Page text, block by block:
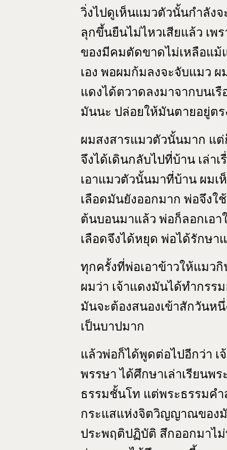
วิ่งไปดูเห็นแมวตัวนั้นกำลัง
ลุกขึ้นยืนไม่ไหวเสียแล้ว เพ
ของมีคมตัดขาดไม่เหลือแม้
เอง พอผมก้มลงจะจับแมว
แดงได้ตวาดลงมาจากบนเ
มันนะ ปล่อยให้มันตายอยู่ต
ผมสงสารแมวตัวนั้นมาก แต่
จึงได้เดินกลับไปที่บ้าน เล่า
เอาแมวตัวนั้นมาที่บ้าน ผม
เลือดมันยังออกมาก พ่อจึง
ต้นบอนมาแล้ว พ่อก็ลอกเอ
เลือดจึงได้หยุด พ่อได้รักษ
ทุกครั้งที่พ่อเอาข้าวให้แมว
ผมว่า เจ้าแดงมันได้ทำกรร
มันจะต้องสนองเข้าสักวันห
เป็นบาปมาก
แล้วพ่อก็ได้พูดต่อไปอีกว่า
พรรษา ได้ศึกษาเล่าเรียนพ
ธรรมชั้นโท แต่พระธรรมคำ
กระแสแห่งจิตวิญญาณของ
ประพฤติปฏิบัติ สึกออกมาไ